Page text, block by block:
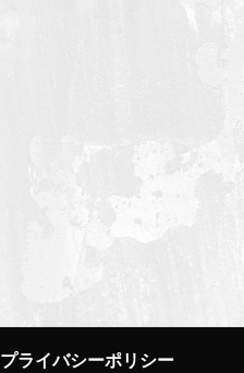
プライバシーポリシー